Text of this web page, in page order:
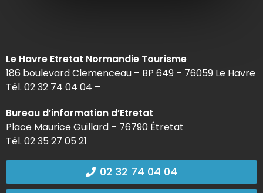
Le Havre Etretat Normandie Tourisme
186 boulevard Clemenceau – BP 649 – 76059 Le Havre
Tél. 02 32 74 04 04 –
Bureau d’information d’Etretat
Place Maurice Guillard – 76790 Étretat
Tél. 02 35 27 05 21
02 32 74 04 04